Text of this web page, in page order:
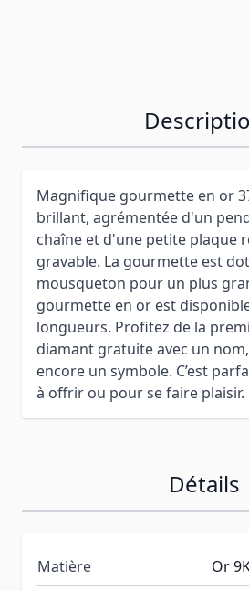
Magnifique gourmette en or
brillant, agrémentée d'un
chaîne et d'une petite plaque
gravable. La gourmette est
mousqueton pour un plus
gourmette en or est
longueurs. Profitez de la
diamant gratuite avec un
encore un symbole. C’est
à offrir ou pour se faire plaisir.
Détails
Matière
Or